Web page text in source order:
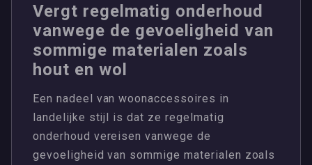
Vergt regelmatig onderhoud
vanwege de gevoeligheid van
sommige materialen zoals
hout en wol
Een nadeel van woonaccessoires in
landelijke stijl is dat ze regelmatig
onderhoud vereisen vanwege de
gevoeligheid van sommige materialen zoals